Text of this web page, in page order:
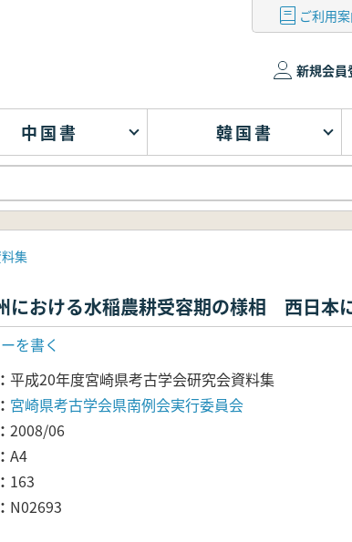
ご利用
新規会員
中国書 韓国書
集
における水稲農耕受容期の様相 西日本
を書く
平成20年度宮崎県考古学会研究会資料集
宮崎県考古学会県南例会実行委員会
2008/06
A4
163
N02693